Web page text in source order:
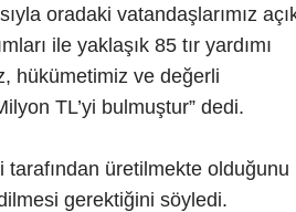
oradaki vatandaşlarımız
ile yaklaşık 85 tır yardımı
hükümetimiz ve değerli
TL’yi bulmuştur” dedi.
tarafından üretilmekte olduğunu
gerektiğini söyledi.